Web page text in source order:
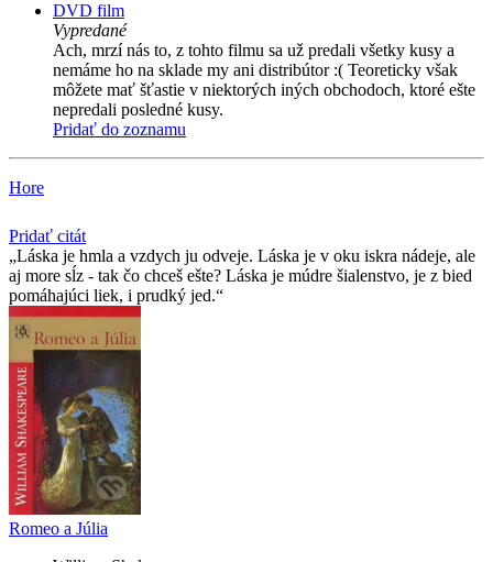
DVD film
Vypredané
Ach, mrzí nás to, z tohto filmu sa už predali všetky kusy a
nemáme ho na sklade my ani distribútor :( Teoreticky však
môžete mať šťastie v niektorých iných obchodoch, ktoré ešte
nepredali posledné kusy.
Pridať do zoznamu
Hore
Pridať citát
Láska je hmla a vzdych ju odveje. Láska je v oku iskra nádeje, ale
aj more sĺz - tak čo chceš ešte? Láska je múdre šialenstvo, je z bied
pomáhajúci liek, i prudký jed.
Romeo a Júlia